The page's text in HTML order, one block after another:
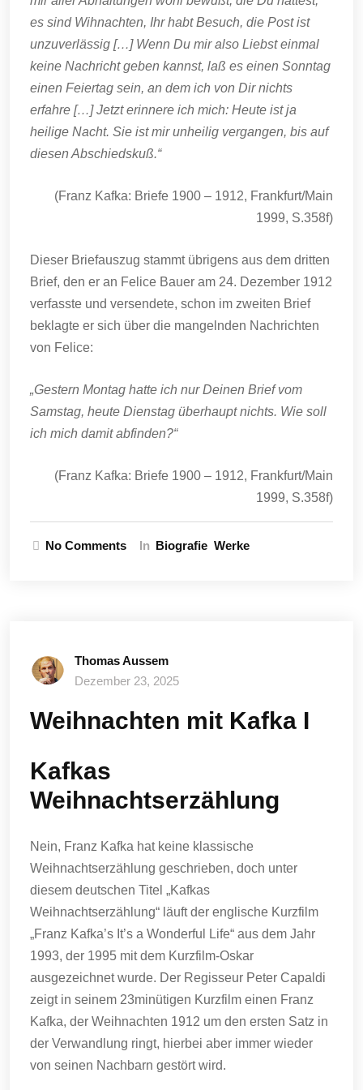
es sind Wihnachten, Ihr habt Besuch, die Post ist
unzuverlässig […] Wenn Du mir also Liebst einmal
keine Nachricht geben kannst, laß es einen Sonntag
einen Feiertag sein, an dem ich von Dir nichts
erfahre […] Jetzt erinnere ich mich: Heute ist ja
heilige Nacht. Sie ist mir unheilig vergangen, bis auf
diesen Abschiedskuß.“
(Franz Kafka: Briefe 1900 – 1912, Frankfurt/Main
1999, S.358f)
Dieser Briefauszug stammt übrigens aus dem dritten
Brief, den er an Felice Bauer am 24. Dezember 1912
verfasste und versendete, schon im zweiten Brief
beklagte er sich über die mangelnden Nachrichten
von Felice:
„Gestern Montag hatte ich nur Deinen Brief vom
Samstag, heute Dienstag überhaupt nichts. Wie soll
ich mich damit abfinden?“
(Franz Kafka: Briefe 1900 – 1912, Frankfurt/Main
1999, S.358f)
No Comments In Biografie Werke
Thomas Aussem
Dezember 23, 2025
Weihnachten mit Kafka I
Kafkas
Weihnachtserzählung
Nein, Franz Kafka hat keine klassische
Weihnachtserzählung geschrieben, doch unter
diesem deutschen Titel „Kafkas
Weihnachtserzählung“ läuft der englische Kurzfilm
„Franz Kafka’s It’s a Wonderful Life“ aus dem Jahr
1993, der 1995 mit dem Kurzfilm-Oskar
ausgezeichnet wurde. Der Regisseur Peter Capaldi
zeigt in seinem 23minütigen Kurzfilm einen Franz
Kafka, der Weihnachten 1912 um den ersten Satz in
der Verwandlung ringt, hierbei aber immer wieder
von seinen Nachbarn gestört wird.